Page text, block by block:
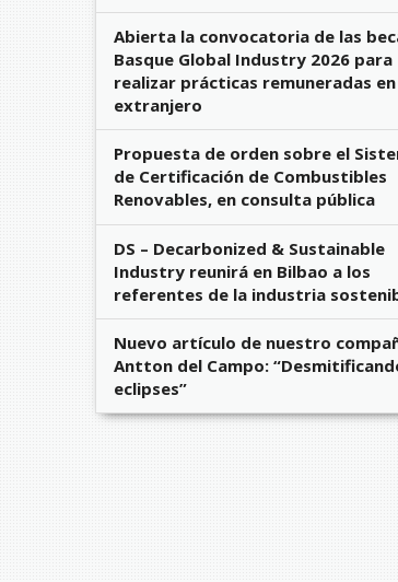
Abierta la convocatoria de las
Basque Global Industry 2026 para
realizar prácticas remuneradas
extranjero
Propuesta de orden sobre el
de Certificación de Combustibles
Renovables, en consulta pública
DS – Decarbonized & Sustainable
Industry reunirá en Bilbao a los
referentes de la industria
Nuevo artículo de nuestro
Antton del Campo:
eclipses”